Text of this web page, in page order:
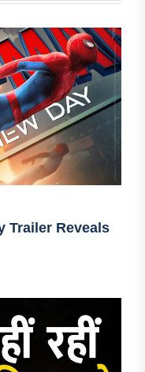
Trailer Reveals